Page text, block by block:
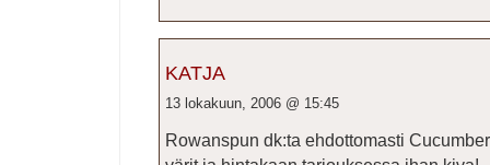
KATJA
13 lokakuun, 2006 @ 15:45
Rowanspun dk:ta ehdottomasti